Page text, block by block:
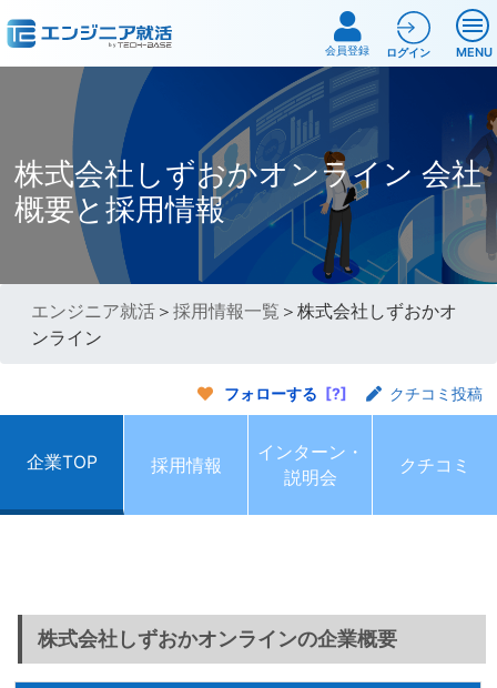
MENU
会員登録 ログイン
株式会社しずおかオンライン 会社
概要と採用情報
エンジニア就活 ＞採用情報一覧 ＞株式会社しずおかオ
ンライン
フォローする [?] クチコミ投稿
企業TOP 採用情報
インターン・
説明会
クチコミ
株式会社しずおかオンラインの企業概要